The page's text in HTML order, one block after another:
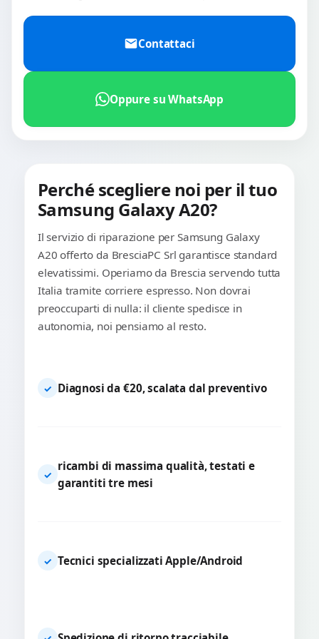
Contattaci
Oppure su WhatsApp
Perché scegliere noi per il tuo
Samsung Galaxy A20?
Il servizio di riparazione per Samsung Galaxy
A20 offerto da BresciaPC Srl garantisce standard
elevatissimi. Operiamo da Brescia servendo tutta
Italia tramite corriere espresso. Non dovrai
preoccuparti di nulla: il cliente spedisce in
autonomia, noi pensiamo al resto.
✓ Diagnosi da €20, scalata dal preventivo
✓
ricambi di massima qualità, testati e
garantiti tre mesi
✓ Tecnici specializzati Apple/Android